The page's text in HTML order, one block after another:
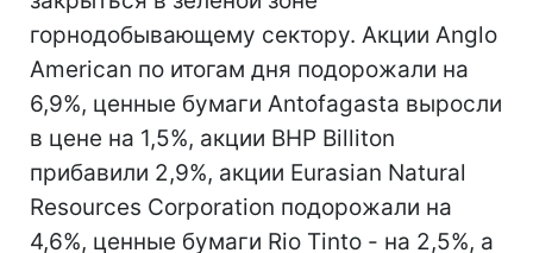
горнодобывающему сектору. Акции Anglo
American по итогам дня подорожали на
6,9%, ценные бумаги Antofagasta выросли
в цене на 1,5%, акции BHP Billiton
прибавили 2,9%, акции Eurasian Natural
Resources Corporation подорожали на
4,6%, ценные бумаги Rio Tinto - на 2,5%, а